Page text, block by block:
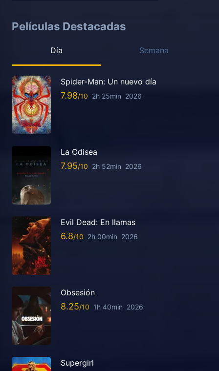
Películas Destacadas
Día Semana
Spider-Man: Un nuevo día
7.98 2h 25min 2026
La Odisea
7.95 2h 52min 2026
Evil Dead: En llamas
6.8 2h 00min 2026
Obsesión
8.25 1h 40min 2026
Supergirl